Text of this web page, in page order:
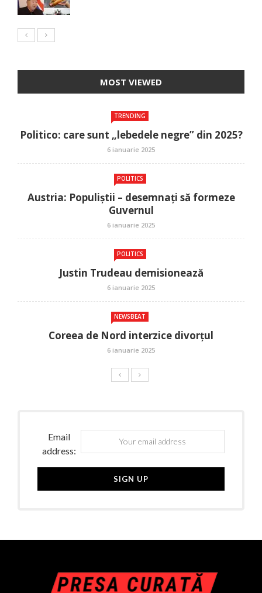
MOST VIEWED
TRENDING
Politico: care sunt „lebedele negre” din 2025?
6 ianuarie 2025
POLITICS
Austria: Populiștii – desemnați să formeze
Guvernul
6 ianuarie 2025
POLITICS
Justin Trudeau demisionează
6 ianuarie 2025
NEWSBEAT
Coreea de Nord interzice divorțul
6 ianuarie 2025
Email
address: